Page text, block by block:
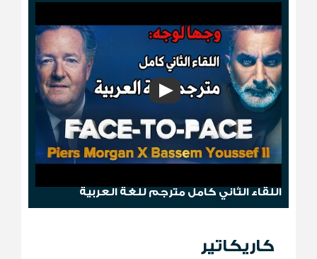
اللقاء الثاني كامل مترجم للغة العربية
كاريكاتير